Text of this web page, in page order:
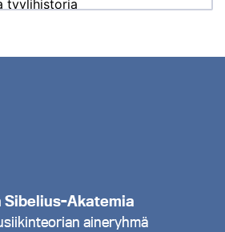
Akatemia
aineryhmä